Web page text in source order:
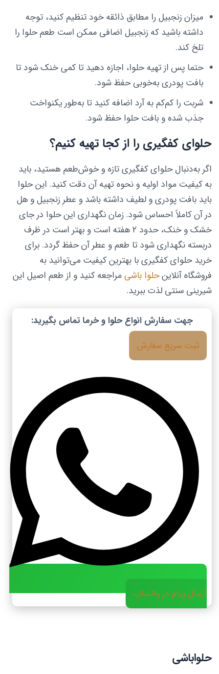
میزان زنجبیل را مطابق ذائقه خود تنظیم کنید، توجه
داشته باشید که زنجبیل اضافی ممکن است طعم حلوا را
تلخ کند.
حتما پس از تهیه حلوا، اجازه دهید تا کمی خنک شود تا
بافت پودری به‌خوبی حفظ شود.
شربت را کم‌کم به آرد اضافه کنید تا به‌طور یکنواخت
جذب شده و بافت حلوا حفظ شود.
حلوای کفگیری را از کجا تهیه کنیم؟
اگر به‌دنبال حلوای کفگیری تازه و خوش‌طعم هستید، باید
به کیفیت مواد اولیه و نحوه تهیه آن دقت کنید. این حلوا
باید بافت پودری و لطیف داشته باشد و عطر زنجبیل و هل
در آن کاملاً احساس شود. زمان نگهداری این حلوا در جای
خشک و خنک، حدود ۲ هفته است و بهتر است در ظرف
دربسته نگهداری شود تا طعم و عطر آن حفظ گردد. برای
خرید حلوای کفگیری با بهترین کیفیت می‌توانید به
فروشگاه آنلاینحلوا باشی مراجعه کنید و از طعم اصیل این
شیرینی سنتی لذت ببرید.
جهت سفارش انواع حلوا و خرما تماس بگیرید:
ثبت سریع سفارش
ارسال پیام در واتساپ
حلواباشی